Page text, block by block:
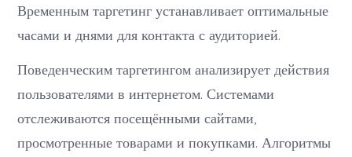
Временным таргетинг устанавливает оптимальные
часами и днями для контакта с аудиторией.
Поведенческим таргетингом анализирует действия
пользователями в интернетом. Системами
отслеживаются посещёнными сайтами,
просмотренные товарами и покупками. Алгоритмы